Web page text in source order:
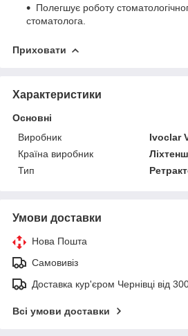
Полегшує роботу
стоматолога.
Приховати
Характеристики
Основні
Виробник
Ivoclar
Країна виробник
Тип
Умови доставки
Нова Пошта
Самовивіз
Доставка кур'єром Чернівці від
Всі умови доставки